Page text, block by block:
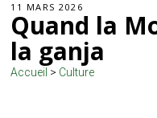
11 MARS 2026
Quand la
la ganja
Accueil > Culture